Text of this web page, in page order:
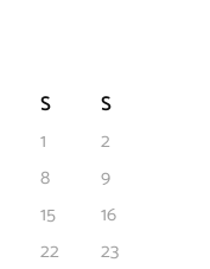
S
S
1
2
8
9
15
16
22
23